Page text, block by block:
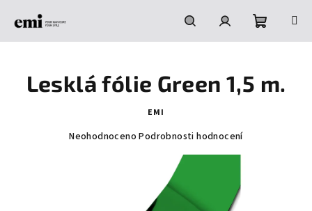
HledatPřihlášeníNákupní
košík
Lesklá fólie Green 1,5 m.
EMI
Průměrné
Neohodnoceno Podrobnosti hodnocení